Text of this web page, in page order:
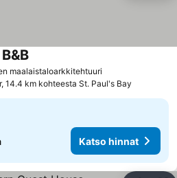
maalaistaloarkkitehtuuri
14.4 km kohteesta St. Paul's Bay
Katso hinnat